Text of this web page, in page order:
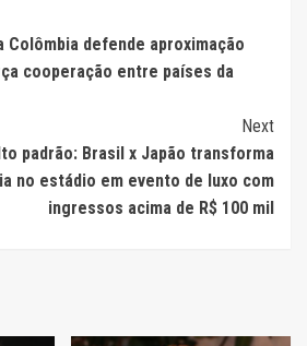
defende aproximação
cooperação entre países da
Next
padrão: Brasil x Japão transforma
no estádio em evento de luxo com
ingressos acima de R$ 100 mil